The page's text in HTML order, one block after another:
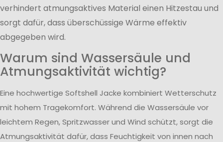
verhindert atmungsaktives Material einen Hitzestau und
sorgt dafür, dass überschüssige Wärme effektiv
abgegeben wird.
Warum sind Wassersäule und
Atmungsaktivität wichtig?
Eine hochwertige Softshell Jacke kombiniert Wetterschutz
mit hohem Tragekomfort. Während die Wassersäule vor
leichtem Regen, Spritzwasser und Wind schützt, sorgt die
Atmungsaktivität dafür, dass Feuchtigkeit von innen nach